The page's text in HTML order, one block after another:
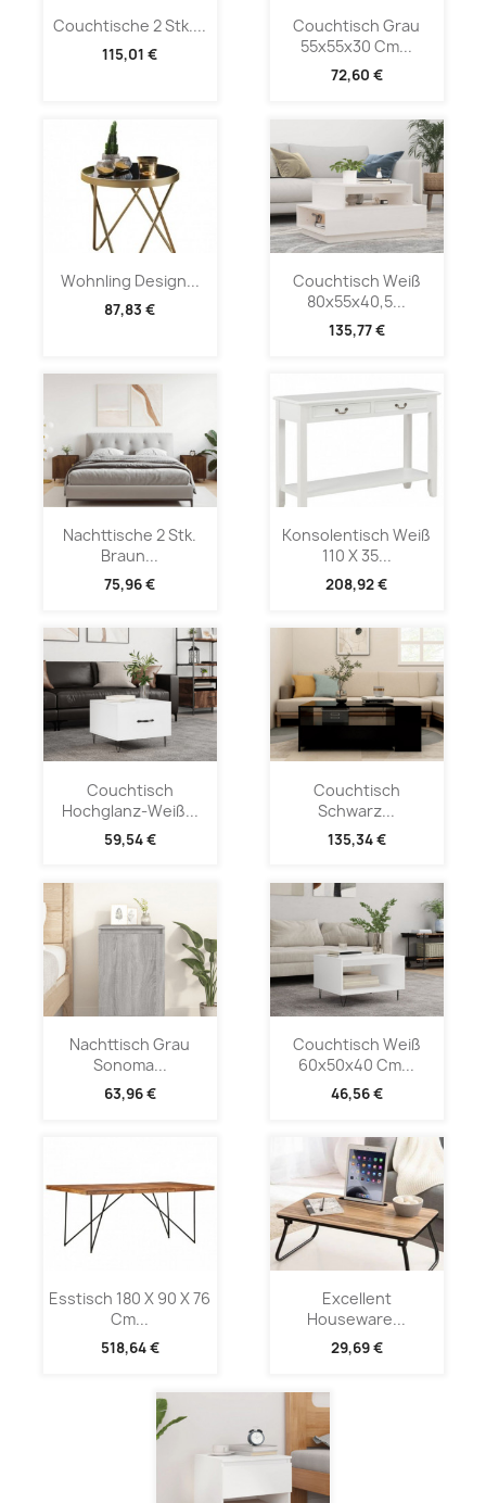
Couchtische 2 Stk....
115,01 €
Couchtisch Grau
55x55x30 Cm...
72,60 €
Wohnling Design...
87,83 €
Couchtisch Weiß
80x55x40,5...
135,77 €
Nachttische 2 Stk.
Braun...
75,96 €
Konsolentisch Weiß
110 X 35...
208,92 €
Couchtisch
Hochglanz-Weiß...
59,54 €
Couchtisch
Schwarz...
135,34 €
Nachttisch Grau
Sonoma...
63,96 €
Couchtisch Weiß
60x50x40 Cm...
46,56 €
Esstisch 180 X 90 X 76
Cm...
518,64 €
Excellent
Houseware...
29,69 €